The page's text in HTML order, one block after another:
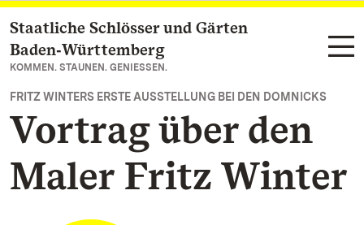
Zum Hauptinhalt springen
Staatliche Schlösser und Gärten
Baden‑Württemberg
KOMMEN. STAUNEN. GENIESSEN.
FRITZ WINTERS ERSTE AUSSTELLUNG BEI DEN DOMNICKS
Vortrag über den
Maler Fritz Winter